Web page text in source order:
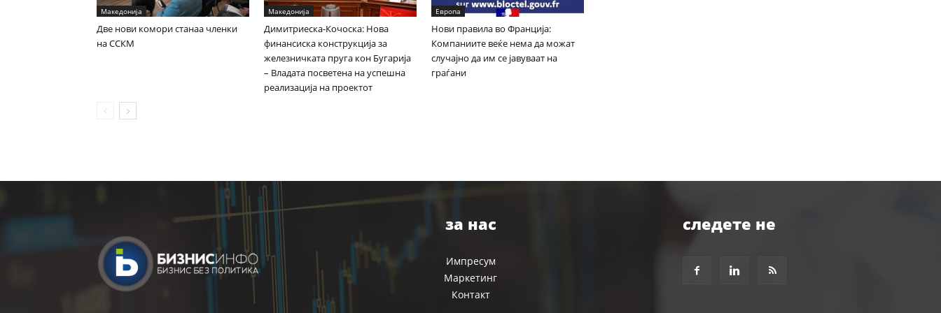
Македонија
Две нови комори станаа членки
на ССКМ
Македонија
Димитриеска-Кочоска: Нова
финансиска конструкција за
железничката пруга кон Бугарија
– Владата посветена на успешна
реализација на проектот
Европа
Нови правила во Франција:
Компаниите веќе нема да можат
случајно да им се јавуваат на
граѓани
за нас
Импресум
Маркетинг
Контакт
следете не